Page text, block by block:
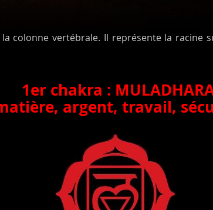
colonne vertébrale. Il représente la racine
1er chakra :
argent, travail,